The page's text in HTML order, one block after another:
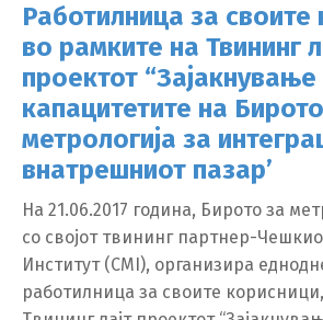
Работилница за своите
во рамките на Твининг
проектот “Зајакнување
капацитетите на
метрологија за
внатрешниот пазар’
На 21.06.2017 година, Бирото за
со својот твининг партнер-
Институт (CMI), организира
работилница за своите